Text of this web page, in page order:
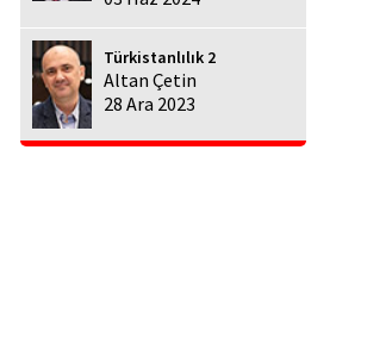
Türkistanlılık 2
Altan Çetin
28 Ara 2023